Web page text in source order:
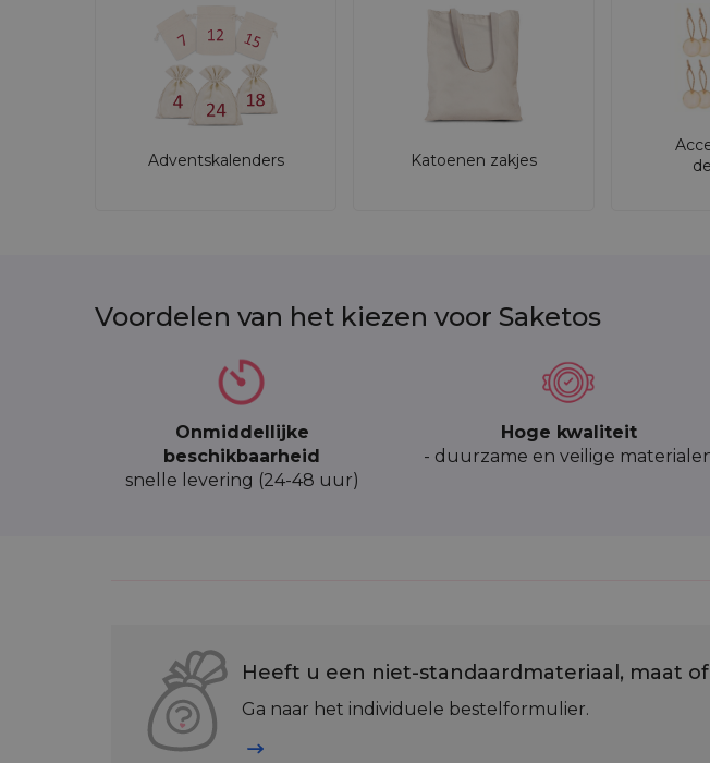
Adventskalenders Katoenen zakjes
Voordelen van het kiezen voor Saketos
Onmiddellijke
beschikbaarheid
snelle levering (24-48 uur)
Hoge kwaliteit
- duurzame en veilige
Heeft u een niet-standaardmateriaal, maat
Ga naar het individuele bestelformulier.